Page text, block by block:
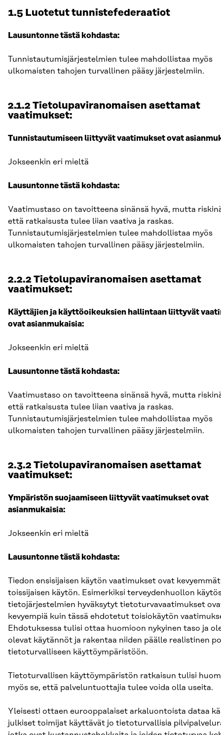
1.5 Luotetut tunnistefederaatiot
Lausuntonne tästä kohdasta:
Tunnistautumisjärjestelmien tulee mahdollistaa myös
ulkomaisten tahojen turvallinen pääsy järjestelmiin.
2.1.2 Tietolupaviranomaisen asettamat
vaatimukset:
Tunnistautumiseen liittyvät vaatimukset ovat
Jokseenkin eri mieltä
Lausuntonne tästä kohdasta:
Vaatimustaso on tavoitteena sinänsä hyvä, mutta
että ratkaisusta tulee liian vaativa ja raskas.
Tunnistautumisjärjestelmien tulee mahdollistaa myös
ulkomaisten tahojen turvallinen pääsy järjestelmiin.
2.2.2 Tietolupaviranomaisen asettamat
vaatimukset:
Käyttäjien ja käyttöoikeuksien hallintaan liittyvät
ovat asianmukaisia:
Jokseenkin eri mieltä
Lausuntonne tästä kohdasta:
Vaatimustaso on tavoitteena sinänsä hyvä, mutta
että ratkaisusta tulee liian vaativa ja raskas.
Tunnistautumisjärjestelmien tulee mahdollistaa myös
ulkomaisten tahojen turvallinen pääsy järjestelmiin.
2.3.2 Tietolupaviranomaisen asettamat
vaatimukset:
Ympäristön suojaamiseen liittyvät vaatimukset ovat
asianmukaisia:
Jokseenkin eri mieltä
Lausuntonne tästä kohdasta:
Tiedon ensisijaisen käytön vaatimukset ovat
toissijaisen käytön. Esimerkiksi terveydenhuollon
tietojärjestelmien hyväksytyt tietoturvavaatimukset
kevyempiä kuin tässä ehdotetut toisiokäytön
Ehdotuksessa tulisi ottaa huomioon nykyinen taso ja
olevat käytännöt ja rakentaa niiden päälle realistinen
tietoturvalliseen käyttöympäristöön.
Tietoturvallisen käyttöympäristön ratkaisun tulisi
myös se, että palveluntuottajia tulee voida olla useita.
Yleisesti ottaen eurooppalaiset arkaluontoista dataa
julkiset toimijat käyttävät jo tietoturvallisia